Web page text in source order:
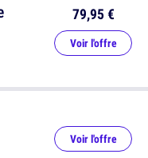
Voir l'offre
79,95 €
Voir l'offre